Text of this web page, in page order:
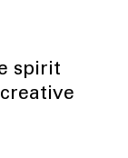
spirit